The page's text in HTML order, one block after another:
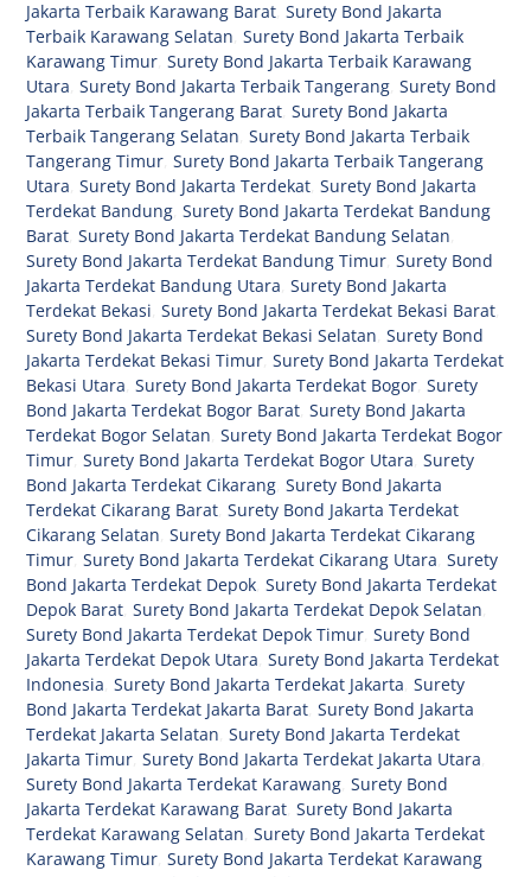
Jakarta Terbaik Karawang Barat ,Surety Bond Jakarta
Terbaik Karawang Selatan ,Surety Bond Jakarta Terbaik
Karawang Timur ,Surety Bond Jakarta Terbaik Karawang
Utara ,Surety Bond Jakarta Terbaik Tangerang ,Surety Bond
Jakarta Terbaik Tangerang Barat ,Surety Bond Jakarta
Terbaik Tangerang Selatan ,Surety Bond Jakarta Terbaik
Tangerang Timur ,Surety Bond Jakarta Terbaik Tangerang
Utara ,Surety Bond Jakarta Terdekat ,Surety Bond Jakarta
Terdekat Bandung ,Surety Bond Jakarta Terdekat Bandung
Barat ,Surety Bond Jakarta Terdekat Bandung Selatan
Surety Bond Jakarta Terdekat Bandung Timur ,Surety Bond
Jakarta Terdekat Bandung Utara ,Surety Bond Jakarta
Terdekat Bekasi ,Surety Bond Jakarta Terdekat Bekasi Barat
Surety Bond Jakarta Terdekat Bekasi Selatan ,Surety Bond
Jakarta Terdekat Bekasi Timur ,Surety Bond Jakarta Terdekat
Bekasi Utara ,Surety Bond Jakarta Terdekat Bogor ,Surety
Bond Jakarta Terdekat Bogor Barat ,Surety Bond Jakarta
Terdekat Bogor Selatan ,Surety Bond Jakarta Terdekat Bogor
Timur ,Surety Bond Jakarta Terdekat Bogor Utara ,Surety
Bond Jakarta Terdekat Cikarang ,Surety Bond Jakarta
Terdekat Cikarang Barat ,Surety Bond Jakarta Terdekat
Cikarang Selatan ,Surety Bond Jakarta Terdekat Cikarang
Timur ,Surety Bond Jakarta Terdekat Cikarang Utara ,Surety
Bond Jakarta Terdekat Depok ,Surety Bond Jakarta Terdekat
Depok Barat ,Surety Bond Jakarta Terdekat Depok Selatan
Surety Bond Jakarta Terdekat Depok Timur ,Surety Bond
Jakarta Terdekat Depok Utara ,Surety Bond Jakarta Terdekat
Indonesia ,Surety Bond Jakarta Terdekat Jakarta ,Surety
Bond Jakarta Terdekat Jakarta Barat ,Surety Bond Jakarta
Terdekat Jakarta Selatan ,Surety Bond Jakarta Terdekat
Jakarta Timur ,Surety Bond Jakarta Terdekat Jakarta Utara
Surety Bond Jakarta Terdekat Karawang ,Surety Bond
Jakarta Terdekat Karawang Barat ,Surety Bond Jakarta
Terdekat Karawang Selatan ,Surety Bond Jakarta Terdekat
Karawang Timur ,Surety Bond Jakarta Terdekat Karawang